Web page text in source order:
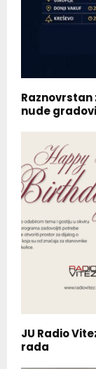
nude
JU Radio
rada